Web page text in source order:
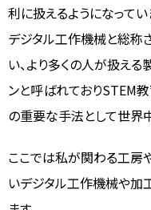
利に扱えるようになって
デジタル工作機械と総称
い、より多くの人が扱え
ンと呼ばれておりSTEM
の重要な手法として世界
ここでは私が関わる工房
いデジタル工作機械や加